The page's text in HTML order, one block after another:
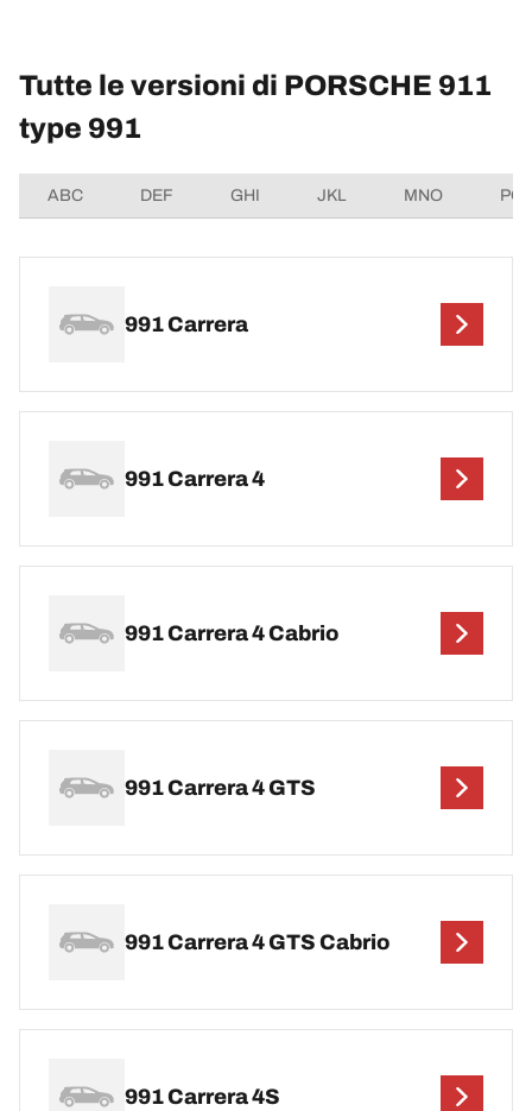
Tutte le versioni di PORSCHE 911
type 991
ABC DEF GHI JKL MNO
991 Carrera
991 Carrera 4
991 Carrera 4 Cabrio
991 Carrera 4 GTS
991 Carrera 4 GTS Cabrio
991 Carrera 4S